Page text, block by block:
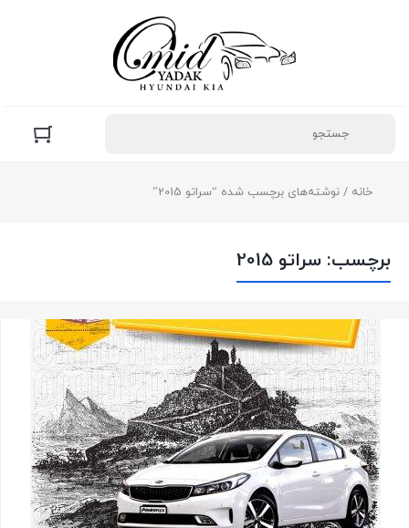
خانه / نوشته‌های برچسب شده “سراتو 2015”
برچسب: سراتو 2015